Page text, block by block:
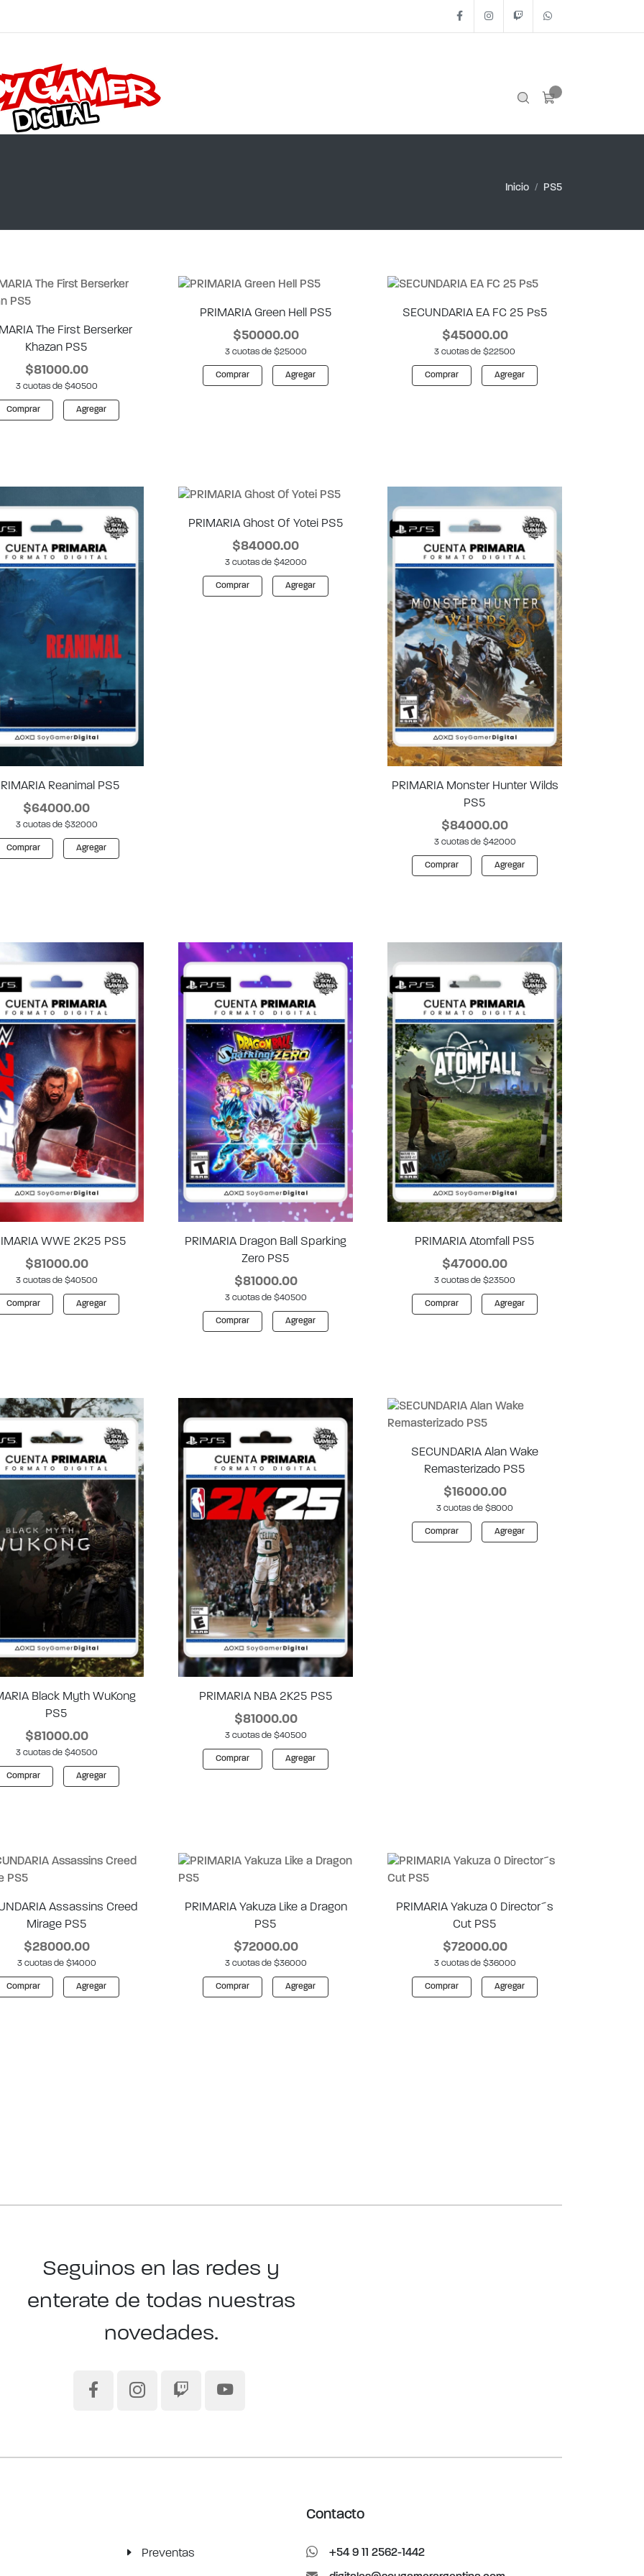
FacebookInstagram
Twitch
Inicio PS5
The First Berserker
Khazan PS5
$81000.00
3 cuotas de $40500
Comprar Agregar
PRIMARIA Green Hell PS5
$50000.00
3 cuotas de $25000
Comprar Agregar
SECUNDARIA EA FC 25 Ps5
$45000.00
3 cuotas de $22500
Comprar Agregar
Reanimal PS5
$64000.00
3 cuotas de $32000
Comprar Agregar
PRIMARIA Ghost Of Yotei PS5
$84000.00
3 cuotas de $42000
Comprar Agregar
PRIMARIA Monster Hunter Wilds
PS5
$84000.00
3 cuotas de $42000
Comprar Agregar
WWE 2K25 PS5
$81000.00
3 cuotas de $40500
Comprar Agregar
PRIMARIA Dragon Ball Sparking
Zero PS5
$81000.00
3 cuotas de $40500
Comprar Agregar
PRIMARIA Atomfall PS5
$47000.00
3 cuotas de $23500
Comprar Agregar
Black Myth WuKong
PS5
$81000.00
3 cuotas de $40500
Comprar Agregar
PRIMARIA NBA 2K25 PS5
$81000.00
3 cuotas de $40500
Comprar Agregar
SECUNDARIA Alan Wake
Remasterizado PS5
$16000.00
3 cuotas de $8000
Comprar Agregar
Assassins Creed
Mirage PS5
$28000.00
3 cuotas de $14000
Comprar Agregar
PRIMARIA Yakuza Like a Dragon
PS5
$72000.00
3 cuotas de $36000
Comprar Agregar
PRIMARIA Yakuza 0 Director´s
Cut PS5
$72000.00
3 cuotas de $36000
Comprar Agregar
Seguinos en las redes y
enterate de todas nuestras
novedades.
Preventas
Contacto
+54 9 11 2562-1442